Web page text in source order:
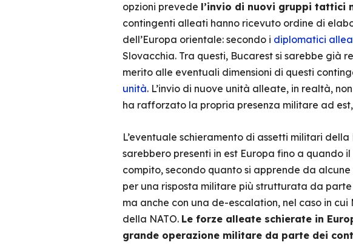
opzioni prevede l’invio di nuovi gruppi tattici
contingenti alleati hanno ricevuto ordine di
dell’Europa orientale: secondo i diplomatici
Slovacchia. Tra questi, Bucarest si sarebbe già
merito alle eventuali dimensioni di questi
unità. L’invio di nuove unità alleate, in realtà,
ha rafforzato la propria presenza militare ad
L’eventuale schieramento di assetti militari
sarebbero presenti in est Europa fino a quando
compito, secondo quanto si apprende da
per una risposta militare più strutturata da
ma anche con una de-escalation, nel caso in
della NATO. Le forze alleate schierate in
grande operazione militare da parte dei